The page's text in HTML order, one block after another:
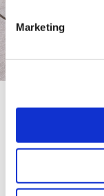
Marketing
30TH
1634,